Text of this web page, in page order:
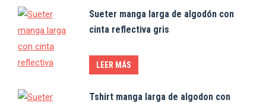
Sueter manga larga de algodón con
cinta reflectiva gris
LEER MÁS
Tshirt manga larga de algodon con